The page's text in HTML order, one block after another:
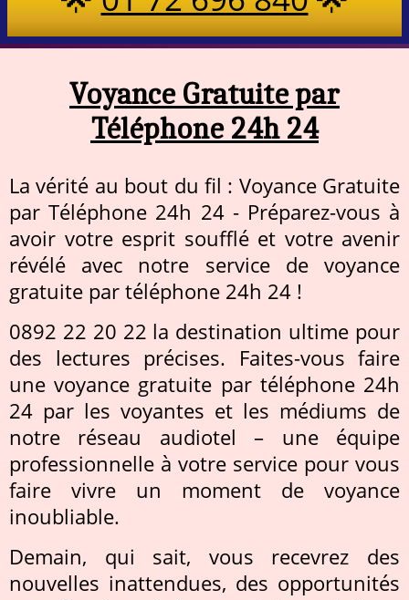
Voyance Gratuite par
Téléphone 24h 24
La vérité au bout du fil : Voyance Gratuite
par Téléphone 24h 24 - Préparez-vous à
avoir votre esprit soufflé et votre avenir
révélé avec notre service de voyance
gratuite par téléphone 24h 24 !
0892 22 20 22 la destination ultime pour
des lectures précises. Faites-vous faire
une voyance gratuite par téléphone 24h
24 par les voyantes et les médiums de
notre réseau audiotel – une équipe
professionnelle à votre service pour vous
faire vivre un moment de voyance
inoubliable.
Demain, qui sait, vous recevrez des
nouvelles inattendues, des opportunités